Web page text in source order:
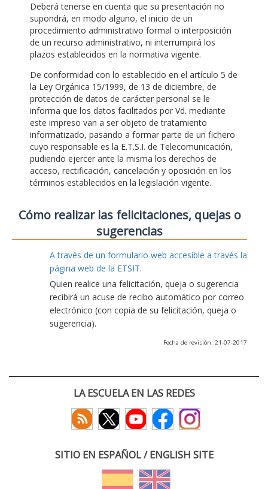
Deberá tenerse en cuenta que su presentación no
supondrá, en modo alguno, el inicio de un
procedimiento administrativo formal o interposición
de un recurso administrativo, ni interrumpirá los
plazos establecidos en la normativa vigente.
De conformidad con lo establecido en el artículo 5 de
la Ley Orgánica 15/1999, de 13 de diciembre, de
protección de datos de carácter personal se le
informa que los datos facilitados por Vd. mediante
este impreso van a ser objeto de tratamiento
informatizado, pasando a formar parte de un fichero
cuyo responsable es la E.T.S.I. de Telecomunicación,
pudiendo ejercer ante la misma los derechos de
acceso, rectificación, cancelación y oposición en los
términos establecidos en la legislación vigente.
Cómo realizar las felicitaciones, quejas o
sugerencias
A través de un formulario web accesible a través la
página web de la ETSIT.
Quien realice una felicitación, queja o sugerencia
recibirá un acuse de recibo automático por correo
electrónico (con copia de su felicitación, queja o
sugerencia).
Fecha de revisión: 21-07-2017
LA ESCUELA EN LAS REDES
SITIO EN ESPAÑOL / ENGLISH SITE